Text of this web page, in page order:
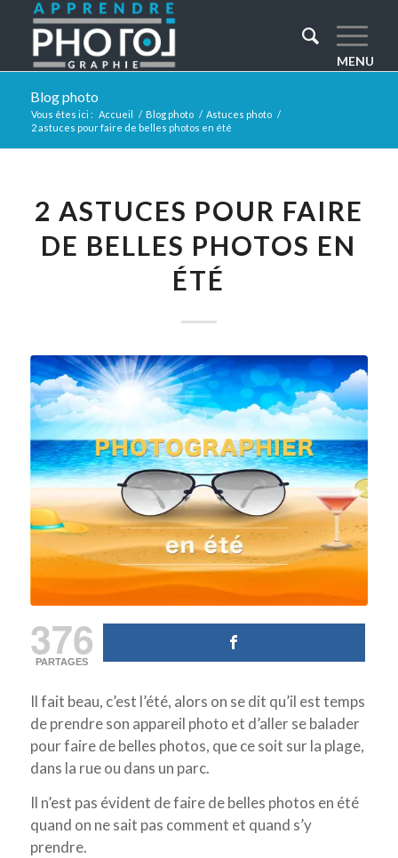
Blog photo
Vous êtes ici : Accueil / Blog photo / Astuces photo /
2 astuces pour faire de belles photos en été
2 ASTUCES POUR FAIRE
DE BELLES PHOTOS EN
ÉTÉ
376
PARTAGES
Il fait beau, c’est l’été, alors on se dit qu’il est temps
de prendre son appareil photo et d’aller se balader
pour faire de belles photos, que ce soit sur la plage,
dans la rue ou dans un parc.
Il n’est pas évident de faire de belles photos en été
quand on ne sait pas comment et quand s’y
prendre.